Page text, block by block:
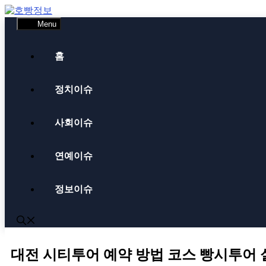
Skip
to
content
Menu
홈
정치이슈
사회이슈
연예이슈
정보이슈
대전 시티투어 예약 방법 코스 빵시투어